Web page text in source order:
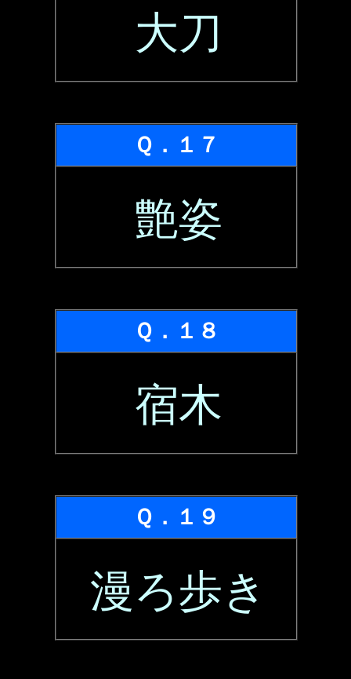
大刀
Ｑ．１７
艶姿
Ｑ．１８
宿木
Ｑ．１９
漫ろ歩き